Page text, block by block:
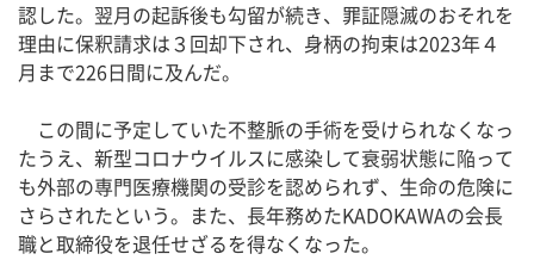
認した。翌月の起訴後も勾留が続き、罪証隠滅のおそれを
理由に保釈請求は３回却下され、身柄の拘束は2023年４
月まで226日間に及んだ。
この間に予定していた不整脈の手術を受けられなくなっ
たうえ、新型コロナウイルスに感染して衰弱状態に陥って
も外部の専門医療機関の受診を認められず、生命の危険に
さらされたという。また、長年務めたKADOKAWAの会長
職と取締役を退任せざるを得なくなった。